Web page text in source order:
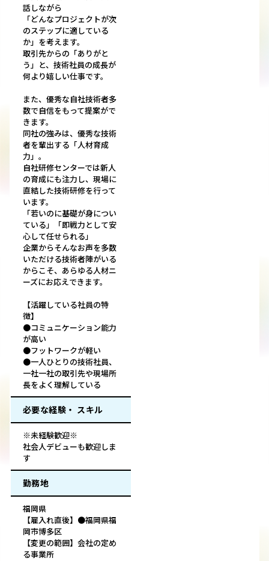
話しながら
「どんなプロジェクトが次
のステップに適している
か」を考えます。
取引先からの「ありがと
う」と、技術社員の成長が
何より嬉しい仕事です。
また、優秀な自社技術者多
数で自信をもって提案がで
きます。
同社の強みは、優秀な技術
者を輩出する「人材育成
力」。
自社研修センターでは新人
の育成にも注力し、現場に
直結した技術研修を行って
います。
「若いのに基礎が身につい
ている」「即戦力として安
心して任せられる」
企業からそんなお声を多数
いただける技術者陣がいる
からこそ、あらゆる人材ニ
ーズにお応えできます。
【活躍している社員の特
徴】
●コミュニケーション能力
が高い
●フットワークが軽い
●一人ひとりの技術社員、
一社一社の取引先や現場所
長をよく理解している
必要な経験・ スキル
※未経験歓迎※
社会人デビューも歓迎しま
す
勤務地
福岡県
【雇入れ直後】●福岡県福
岡市博多区
【変更の範囲】会社の定め
る事業所